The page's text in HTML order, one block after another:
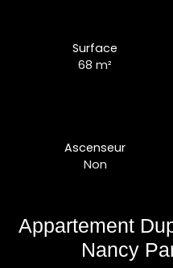
Surface
68m²
Ascenseur
Non
Appartement
Nancy